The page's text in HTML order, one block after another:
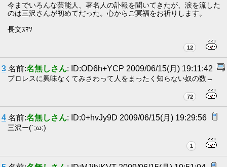
今までいろんな芸能人、著名人の訃報を聞いてきたが、涙を流した
のは三沢さんが初めてだった。心からご冥福をお祈りします。
長文ｽﾏｿ
12
3 名前:名無しさん: ID:OD6h+YCP 2009/06/15(月) 19:11:42
プロレスに興味なくてみさわって人をまったく知らない奴の数→
72
4 名前:名無しさん: ID:0+hvJy9D 2009/06/15(月) 19:29:56
三沢ー(´;ω;)
1